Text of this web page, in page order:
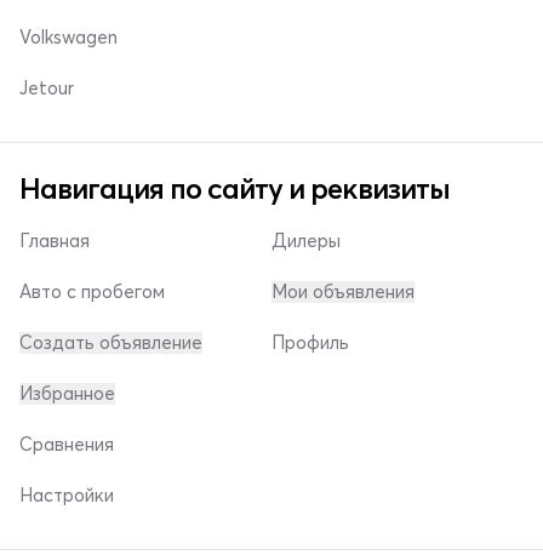
Volkswagen
Jetour
Навигация по сайту и реквизиты
Главная
Авто с пробегом
Создать объявление
Дилеры
Мои объявления
Профиль
Избранное
Сравнения
Настройки